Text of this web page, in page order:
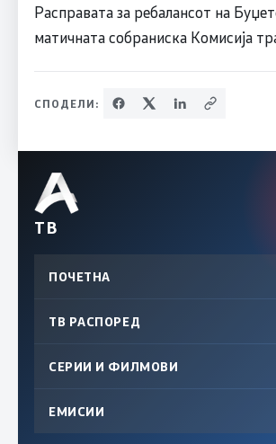
Расправата за ребалансот на
матичната собраниска Комисија
СПОДЕЛИ:
ТВ
ПОЧЕТНА
ТВ РАСПОРЕД
СЕРИИ И ФИЛМОВИ
ЕМИСИИ